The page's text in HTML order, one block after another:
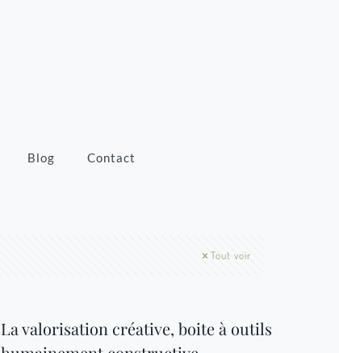
Blog Contact
Tout voir
La valorisation créative, boite à outils